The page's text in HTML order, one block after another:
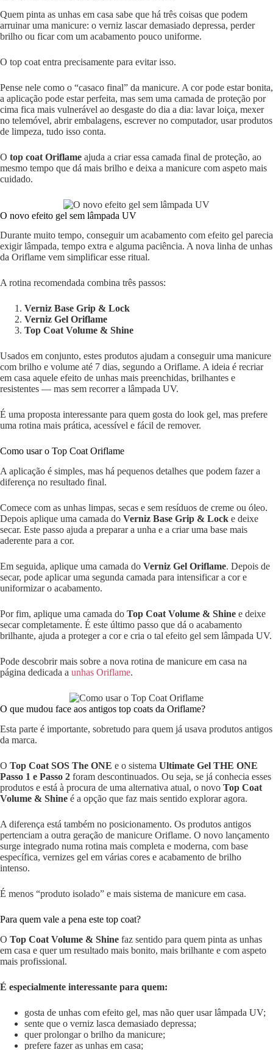
Quem pinta as unhas em casa sabe que há três coisas que podem
arruinar uma manicure: o verniz lascar demasiado depressa, perder
brilho ou ficar com um acabamento pouco uniforme.
O top coat entra precisamente para evitar isso.
Pense nele como o “casaco final” da manicure. A cor pode estar bonita,
a aplicação pode estar perfeita, mas sem uma camada de proteção por
cima fica mais vulnerável ao desgaste do dia a dia: lavar loiça, mexer
no telemóvel, abrir embalagens, escrever no computador, usar produtos
de limpeza, tudo isso conta.
O top coat Oriflame ajuda a criar essa camada final de proteção, ao
mesmo tempo que dá mais brilho e deixa a manicure com aspeto mais
cuidado.
O novo efeito gel sem lâmpada UV
Durante muito tempo, conseguir um acabamento com efeito gel parecia
exigir lâmpada, tempo extra e alguma paciência. A nova linha de unhas
da Oriflame vem simplificar esse ritual.
A rotina recomendada combina três passos:
Verniz Base Grip & Lock
Verniz Gel Oriflame
Top Coat Volume & Shine
Usados em conjunto, estes produtos ajudam a conseguir uma manicure
com brilho e volume até 7 dias, segundo a Oriflame. A ideia é recriar
em casa aquele efeito de unhas mais preenchidas, brilhantes e
resistentes — mas sem recorrer a lâmpada UV.
É uma proposta interessante para quem gosta do look gel, mas prefere
uma rotina mais prática, acessível e fácil de remover.
Como usar o Top Coat Oriflame
A aplicação é simples, mas há pequenos detalhes que podem fazer a
diferença no resultado final.
Comece com as unhas limpas, secas e sem resíduos de creme ou óleo.
Depois aplique uma camada do Verniz Base Grip & Lock e deixe
secar. Este passo ajuda a preparar a unha e a criar uma base mais
aderente para a cor.
Em seguida, aplique uma camada do Verniz Gel Oriflame. Depois de
secar, pode aplicar uma segunda camada para intensificar a cor e
uniformizar o acabamento.
Por fim, aplique uma camada do Top Coat Volume & Shine e deixe
secar completamente. É este último passo que dá o acabamento
brilhante, ajuda a proteger a cor e cria o tal efeito gel sem lâmpada UV.
Pode descobrir mais sobre a nova rotina de manicure em casa na
página dedicada a unhas Oriflame.
O que mudou face aos antigos top coats da Oriflame?
Esta parte é importante, sobretudo para quem já usava produtos antigos
da marca.
O Top Coat SOS The ONE e o sistema Ultimate Gel THE ONE
Passo 1 e Passo 2 foram descontinuados. Ou seja, se já conhecia esses
produtos e está à procura de uma alternativa atual, o novo Top Coat
Volume & Shine é a opção que faz mais sentido explorar agora.
A diferença está também no posicionamento. Os produtos antigos
pertenciam a outra geração de manicure Oriflame. O novo lançamento
surge integrado numa rotina mais completa e moderna, com base
específica, vernizes gel em várias cores e acabamento de brilho
intenso.
É menos “produto isolado” e mais sistema de manicure em casa.
Para quem vale a pena este top coat?
O Top Coat Volume & Shine faz sentido para quem pinta as unhas
em casa e quer um resultado mais bonito, mais brilhante e com aspeto
mais profissional.
É especialmente interessante para quem:
gosta de unhas com efeito gel, mas não quer usar lâmpada UV;
sente que o verniz lasca demasiado depressa;
quer prolongar o brilho da manicure;
prefere fazer as unhas em casa;